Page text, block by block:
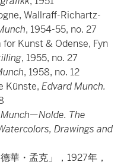
Wallraff-Richartz-
, 1954-55, no. 27
Kunst & Odense, Fyn
, 1955, no. 27
, 1958, no. 12
Künste, Edvard Munch.
Munch—Nolde. The
Drawings and
華・孟克」，1927年，